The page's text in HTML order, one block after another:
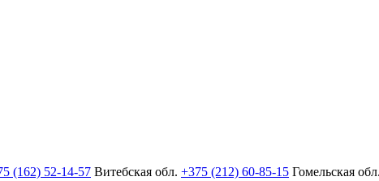
(162) 52-14-57 Витебская обл. +375 (212) 60-85-15 Гомельская обл.